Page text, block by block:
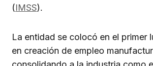
(IMSS).
La entidad se colocó en el primer
en creación de empleo